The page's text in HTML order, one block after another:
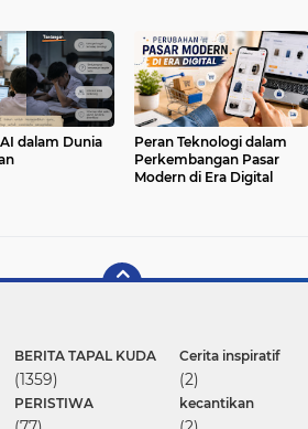
dalam Dunia
Peran Teknologi dalam
Perkembangan Pasar
Modern di Era Digital
BERITA TAPAL KUDA
(1359)
Cerita inspiratif
(2)
PERISTIWA kecantikan